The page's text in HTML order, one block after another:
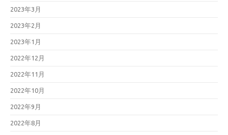
2023年3月
2023年2月
2023年1月
2022年12月
2022年11月
2022年10月
2022年9月
2022年8月